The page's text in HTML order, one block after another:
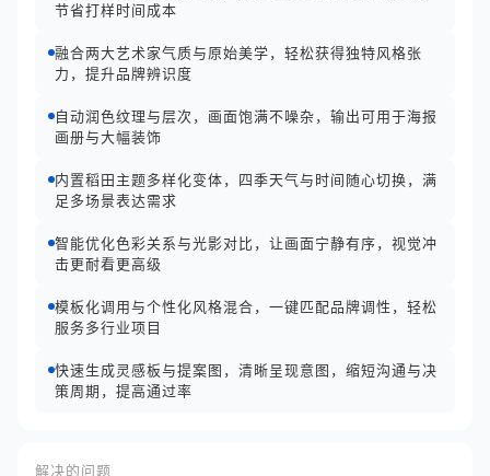
节省打样时间成本
融合两大艺术家气质与原始美学，轻松获得独特风格张
力，提升品牌辨识度
自动润色纹理与层次，画面饱满不噪杂，输出可用于海报
画册与大幅装饰
内置稻田主题多样化变体，四季天气与时间随心切换，满
足多场景表达需求
智能优化色彩关系与光影对比，让画面宁静有序，视觉冲
击更耐看更高级
模板化调用与个性化风格混合，一键匹配品牌调性，轻松
服务多行业项目
快速生成灵感板与提案图，清晰呈现意图，缩短沟通与决
策周期，提高通过率
解决的问题